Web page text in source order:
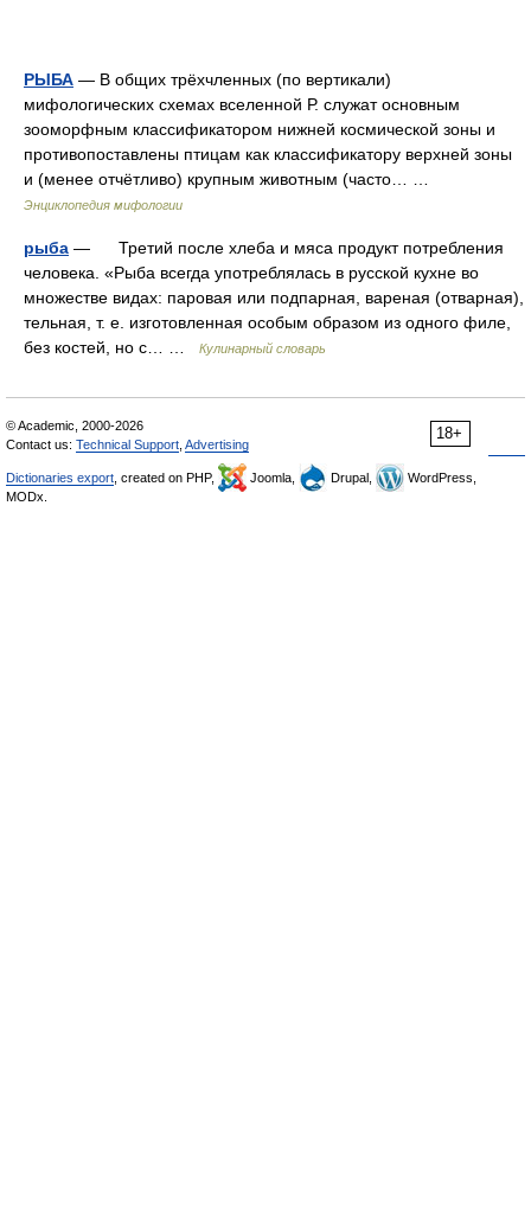
РЫБА — В общих трёхчленных (по вертикали)
мифологических схемах вселенной Р. служат основным
зооморфным классификатором нижней космической зоны и
противопоставлены птицам как классификатору верхней зоны
и (менее отчётливо) крупным животным (часто… …
Энциклопедия мифологии
рыба — Третий после хлеба и мяса продукт потребления
человека. «Рыба всегда употреблялась в русской кухне во
множестве видах: паровая или подпарная, вареная (отварная),
тельная, т. е. изготовленная особым образом из одного филе,
без костей, но с… …
Кулинарный словарь
18+
© Academic, 2000-2026
Contact us: Technical Support Advertising
Dictionaries export , created on PHP, Joomla, Drupal,
WordPress,
MODx.